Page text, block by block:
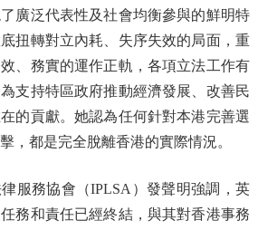
廣泛代表性及社會均衡參與的鮮明特
扭轉對立內耗、失序失效的局面，重
、務實的運作正軌，各項立法工作有
支持特區政府推動經濟發展、改善民
的貢獻。她認為任何針對本港完善選
，都是完全脫離香港的實際情況。
務協會（IPLSA）發聲明強調，英
務和責任已經終結，與其對香港事務